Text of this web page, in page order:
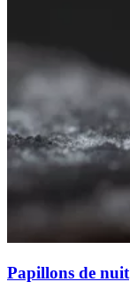
Papillons de nuit